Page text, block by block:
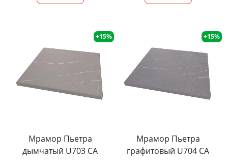
+15%
Мрамор Пьетра
дымчатый U703 CA
+15%
Мрамор Пьетра
графитовый U704 CA